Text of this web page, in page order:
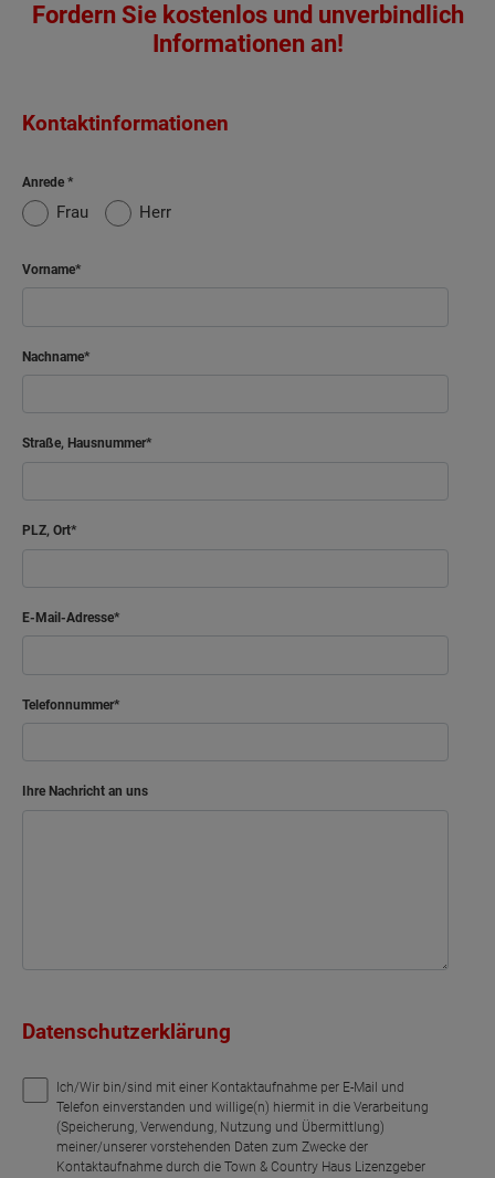
Fordern Sie kostenlos und unverbindlich
Informationen an!
Kontaktinformationen
Anrede
Frau Herr
Vorname
Nachname
Straße, Hausnummer
PLZ, Ort
E-Mail-Adresse
Telefonnummer
Ihre Nachricht an uns
Datenschutzerklärung
Ich/Wir bin/sind mit einer Kontaktaufnahme per E-Mail und
Telefon einverstanden und willige(n) hiermit in die Verarbeitung
(Speicherung, Verwendung, Nutzung und Übermittlung)
meiner/unserer vorstehenden Daten zum Zwecke der
Kontaktaufnahme durch die Town & Country Haus Lizenzgeber